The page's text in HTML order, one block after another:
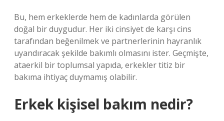
Bu, hem erkeklerde hem de kadınlarda görülen
doğal bir duygudur. Her iki cinsiyet de karşı cins
tarafından beğenilmek ve partnerlerinin hayranlık
uyandıracak şekilde bakımlı olmasını ister. Geçmişte,
ataerkil bir toplumsal yapıda, erkekler titiz bir
bakıma ihtiyaç duymamış olabilir.
Erkek kişisel bakım nedir?